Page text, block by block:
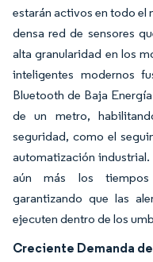
estarán activos en todo el
densa red de sensores
alta granularidad en los
inteligentes modernos
Bluetooth de Baja
de un metro,
seguridad, como el
automatización
aún más los
garantizando que las
ejecuten dentro de los
Creciente Demanda